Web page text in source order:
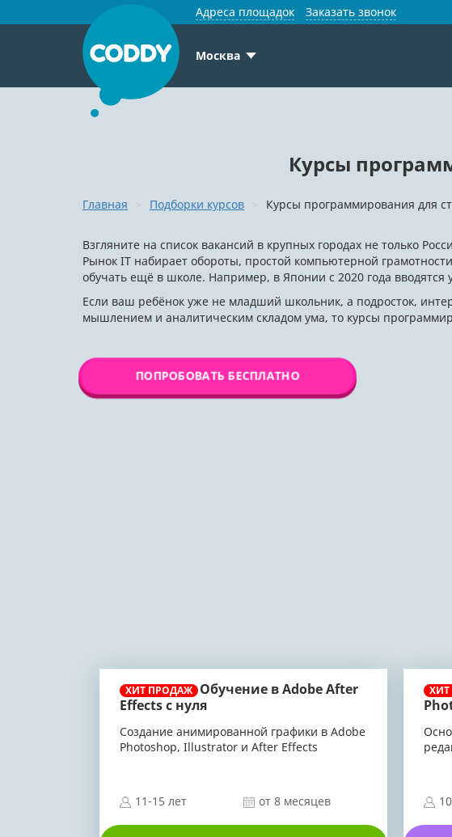
Адреса площадок Заказать звонок
Москва
Курсы
Главная Подборки курсов Курсы программирования для
Взгляните на список вакансий в крупных городах не только
Рынок IT набирает обороты, простой компьютерной
обучать ещё в школе. Например, в Японии с 2020 года
Если ваш ребёнок уже не младший школьник, а подросток,
мышлением и аналитическим складом ума, то курсы
ПОПРОБОВАТЬ БЕСПЛАТНО
ХИТ ПРОДАЖ
Обучение в Adobe After
Effects с нуля
Создание анимированной графики в Adobe
Photoshop, Illustrator и After Effects
11-15 лет от 8 месяцев